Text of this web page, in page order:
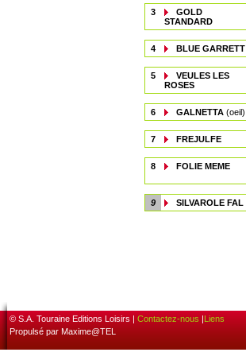
3
GOLD
STANDARD
4 BLUE GARRETT
5
VEULES LES
ROSES
6 GALNETTA (oeil)
7 FREJULFE
8 FOLIE MEME
9 SILVAROLE FAL
© S.A. Touraine Editions Loisirs | Contactez-nous |Liens
Propulsé par Maxime@TEL